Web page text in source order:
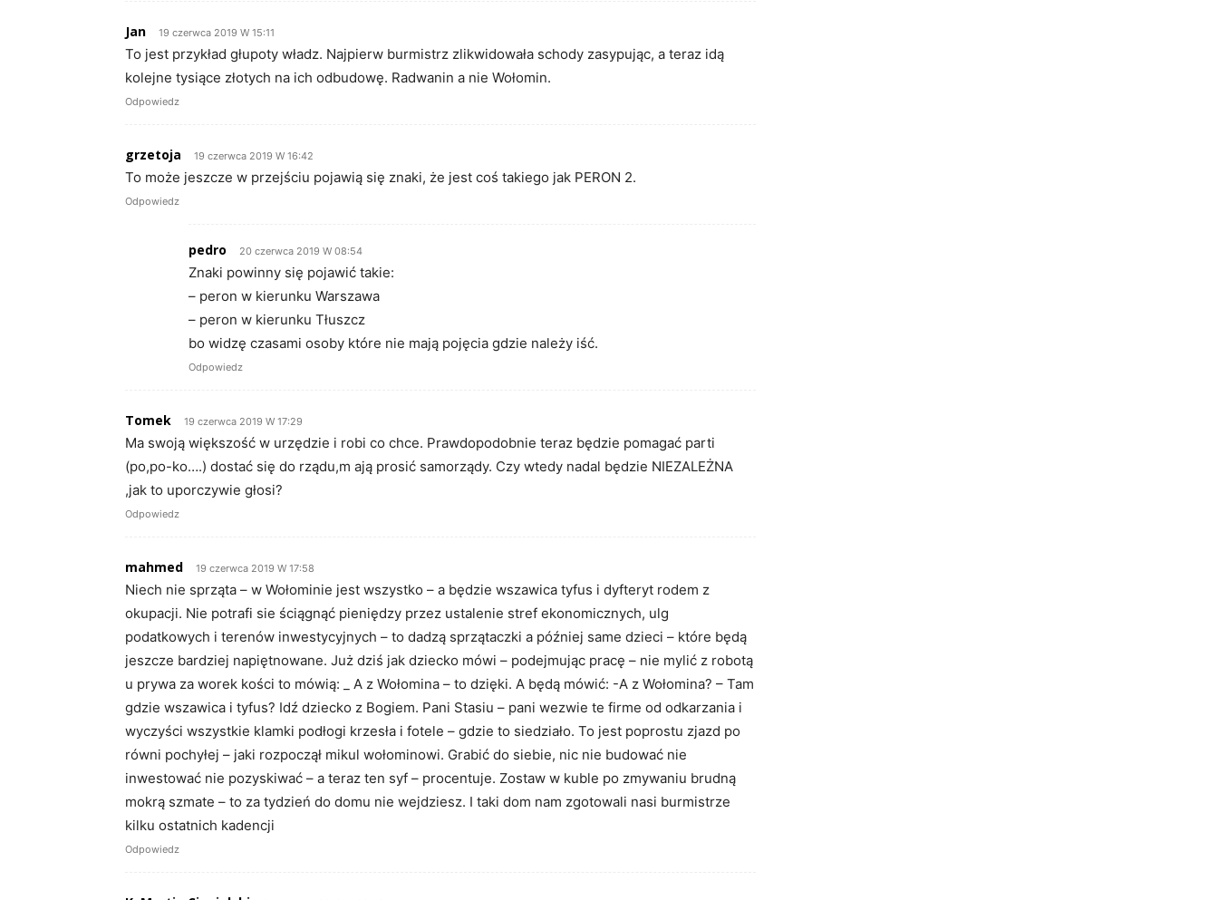
Jan 19 czerwca 2019 W 15:11
To jest przykład głupoty władz. Najpierw burmistrz zlikwidowała schody zasypując, a teraz idą
kolejne tysiące złotych na ich odbudowę. Radwanin a nie Wołomin.
Odpowiedz
grzetoja 19 czerwca 2019 W 16:42
To może jeszcze w przejściu pojawią się znaki, że jest coś takiego jak PERON 2.
Odpowiedz
pedro 20 czerwca 2019 W 08:54
Znaki powinny się pojawić takie:
– peron w kierunku Warszawa
– peron w kierunku Tłuszcz
bo widzę czasami osoby które nie mają pojęcia gdzie należy iść.
Odpowiedz
Tomek 19 czerwca 2019 W 17:29
Ma swoją większość w urzędzie i robi co chce. Prawdopodobnie teraz będzie pomagać parti
(po,po-ko….) dostać się do rządu,m ają prosić samorządy. Czy wtedy nadal będzie NIEZALEŻNA
,jak to uporczywie głosi?
Odpowiedz
mahmed 19 czerwca 2019 W 17:58
Niech nie sprząta – w Wołominie jest wszystko – a będzie wszawica tyfus i dyfteryt rodem z
okupacji. Nie potrafi sie ściągnąć pieniędzy przez ustalenie stref ekonomicznych, ulg
podatkowych i terenów inwestycyjnych – to dadzą sprzątaczki a później same dzieci – które będą
jeszcze bardziej napiętnowane. Już dziś jak dziecko mówi – podejmując pracę – nie mylić z robotą
u prywa za worek kości to mówią: _ A z Wołomina – to dzięki. A będą mówić: -A z Wołomina? – Tam
gdzie wszawica i tyfus? Idź dziecko z Bogiem. Pani Stasiu – pani wezwie te firme od odkarzania i
wyczyści wszystkie klamki podłogi krzesła i fotele – gdzie to siedziało. To jest poprostu zjazd po
równi pochyłej – jaki rozpoczął mikul wołominowi. Grabić do siebie, nic nie budować nie
inwestować nie pozyskiwać – a teraz ten syf – procentuje. Zostaw w kuble po zmywaniu brudną
mokrą szmate – to za tydzień do domu nie wejdziesz. I taki dom nam zgotowali nasi burmistrze
kilku ostatnich kadencji
Odpowiedz